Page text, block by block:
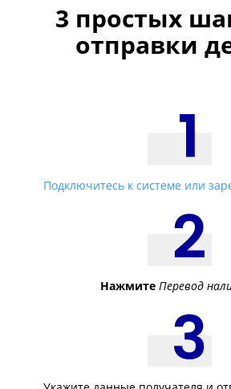
3 простых
отправки
Подключитесь к системе или
Нажмите Перевод